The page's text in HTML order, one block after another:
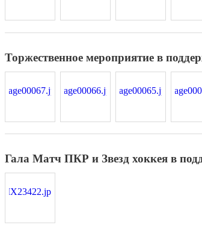
Торжественное мероприятие в
Гала Матч ПКР и Звезд хоккея в